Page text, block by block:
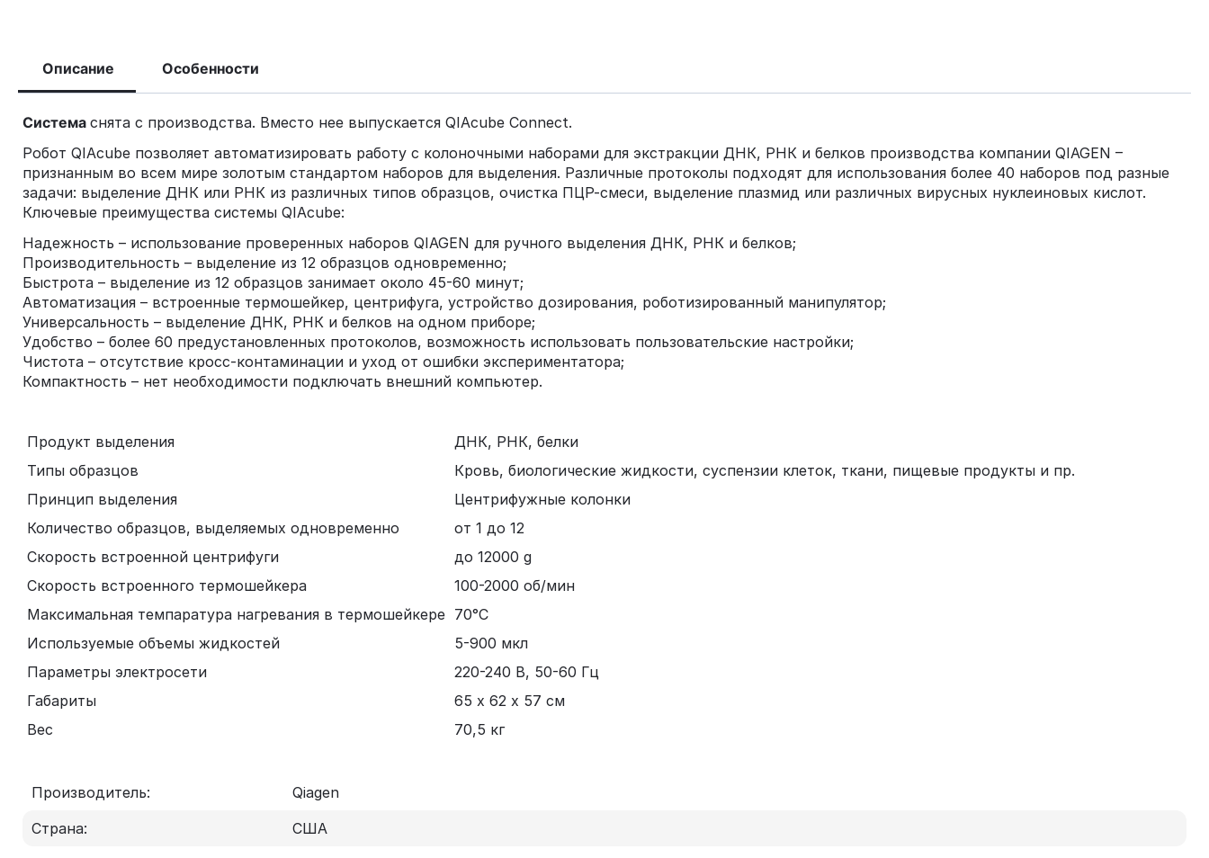
Описание Особенности
Система снята с производства. Вместо нее выпускается QIAcube Connect.
Робот QIAcube позволяет автоматизировать работу с колоночными наборами для экстракции ДНК, РНК и белков производства компании QIAGEN –
признанным во всем мире золотым стандартом наборов для выделения. Различные протоколы подходят для использования более 40 наборов под разные
задачи: выделение ДНК или РНК из различных типов образцов, очистка ПЦР-смеси, выделение плазмид или различных вирусных нуклеиновых кислот.
Ключевые преимущества системы QIAcube:
Надежность – использование проверенных наборов QIAGEN для ручного выделения ДНК, РНК и белков;
Производительность – выделение из 12 образцов одновременно;
Быстрота – выделение из 12 образцов занимает около 45-60 минут;
Автоматизация – встроенные термошейкер, центрифуга, устройство дозирования, роботизированный манипулятор;
Универсальность – выделение ДНК, РНК и белков на одном приборе;
Удобство – более 60 предустановленных протоколов, возможность использовать пользовательские настройки;
Чистота – отсутствие кросс-контаминации и уход от ошибки экспериментатора;
Компактность – нет необходимости подключать внешний компьютер.
Продукт выделения
ДНК, РНК, белки
Типы образцов
Кровь, биологические жидкости, суспензии клеток, ткани, пищевые продукты и пр.
Принцип выделения
Центрифужные колонки
Количество образцов, выделяемых одновременно
от 1 до 12
Скорость встроенной центрифуги
до 12000 g
Скорость встроенного термошейкера
100-2000 об/мин
Максимальная темпаратура нагревания в термошейкере 70°C
Используемые объемы жидкостей
5-900 мкл
Параметры электросети
220-240 В, 50-60 Гц
Габариты
65 х 62 х 57 см
Вес
70,5 кг
Производитель:
Qiagen
Страна:
США